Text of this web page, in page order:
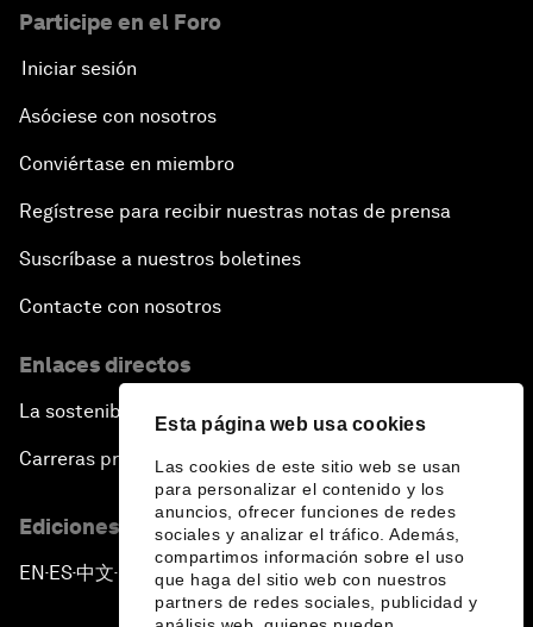
Esta página web usa cookies
Las cookies de este sitio web se usan
para personalizar el contenido y los
anuncios, ofrecer funciones de redes
sociales y analizar el tráfico. Además,
compartimos información sobre el uso
que haga del sitio web con nuestros
partners de redes sociales, publicidad y
Participe en el Foro
Iniciar sesión
Asóciese con nosotros
Conviértase en miembro
Regístrese para recibir nuestras notas de prensa
Suscríbase a nuestros boletines
Contacte con nosotros
Enlaces directos
La sostenibilidad en el Foro
Carreras profesionales
Ediciones en otros idiomas
EN ▪ ES▪中文▪ 日本語